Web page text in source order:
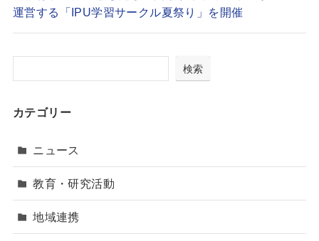
運営する「IPU学習サークル夏祭り」を開催
検索
カテゴリー
ニュース
教育・研究活動
地域連携